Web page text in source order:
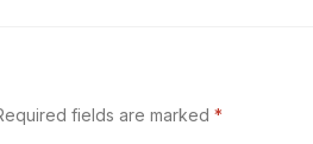
fields are marked *